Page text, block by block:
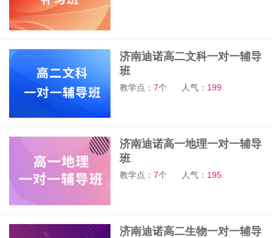
济南迪诺高二文科一对一辅导
班
教学点：7个 人气： 199
济南迪诺高一地理一对一辅导
班
教学点：7个 人气： 195
济南迪诺高二生物一对一辅导